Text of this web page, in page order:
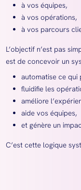
à vos équipes,
à vos opérations,
à vos parcours
L’objectif n’est pas
est de concevoir un
automatise ce qui
fluidifie les
améliore
aide vos équipes,
et génère un
C’est cette logique